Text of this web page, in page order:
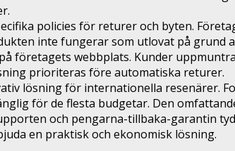
policies för returer och byten.
inte fungerar som utlovat på grund
företagets webbplats. Kunder
prioriteras före automatiska returer.
lösning för internationella resenärer.
för de flesta budgetar. Den
och pengarna-tillbaka-garantin
en praktisk och ekonomisk lösning.